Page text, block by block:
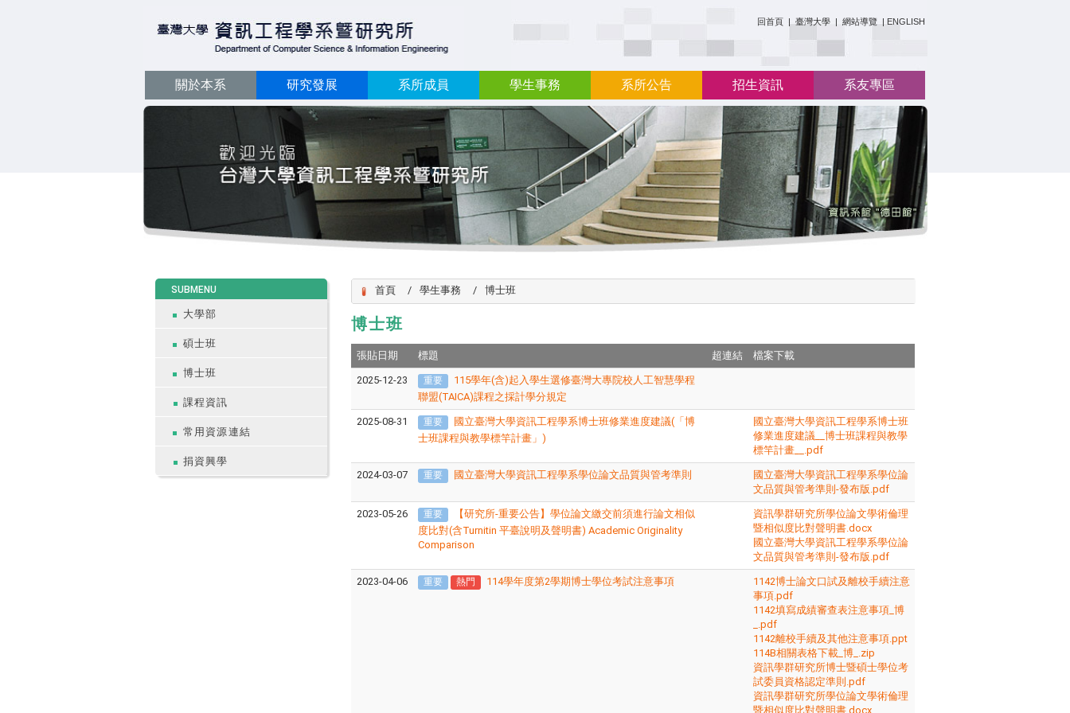
回首頁 | 臺灣大學 | 網站導覽 | ENGLISH
關於本系 研究發展 系所成員 學生事務 系所公告 招生資訊 系友專區
SUBMENU
大學部
碩士班
博士班
課程資訊
常用資源連結
捐資興學
首頁 學生事務 博士班
博士班
張貼日期 標題 超連結 檔案下載
2025-12-23 重要
115學年(含)起入學生選修臺灣大專院校人工智慧學程
聯盟(TAICA)課程之採計學分規定
2025-08-31 重要
國立臺灣大學資訊工程學系博士班修業進度建議(「博
士班課程與教學標竿計畫」)
國立臺灣大學資訊工程學系博士班
修業進度建議__博士班課程與教學
標竿計畫__.pdf
2024-03-07 重要 國立臺灣大學資訊工程學系學位論文品質與管考準則
國立臺灣大學資訊工程學系學位論
文品質與管考準則-發布版.pdf
2023-05-26 重要
【研究所-重要公告】學位論文繳交前須進行論文相似
度比對(含Turnitin 平臺說明及聲明書) Academic Originality
Comparison
資訊學群研究所學位論文學術倫理
暨相似度比對聲明書.docx
國立臺灣大學資訊工程學系學位論
文品質與管考準則-發布版.pdf
2023-04-06 重要 熱門 114學年度第2學期博士學位考試注意事項
1142博士論文口試及離校手續注意
事項.pdf
1142填寫成績審查表注意事項_博
_.pdf
1142離校手續及其他注意事項.ppt
114B相關表格下載_博_.zip
資訊學群研究所博士暨碩士學位考
試委員資格認定準則.pdf
資訊學群研究所學位論文學術倫理
暨相似度比對聲明書.docx